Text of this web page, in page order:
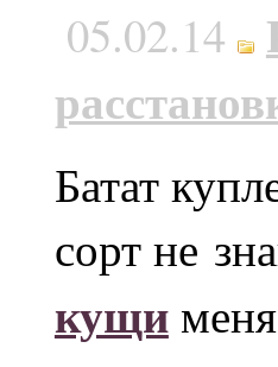
05.02.14
Батат
сорт не
кущи